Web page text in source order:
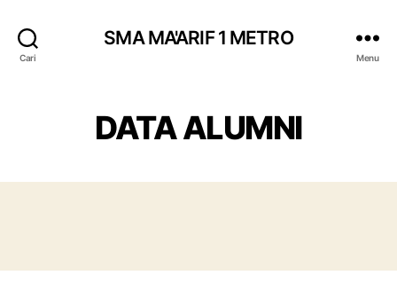
Cari
SMA MA'ARIF 1 METRO
Menu
DATA ALUMNI